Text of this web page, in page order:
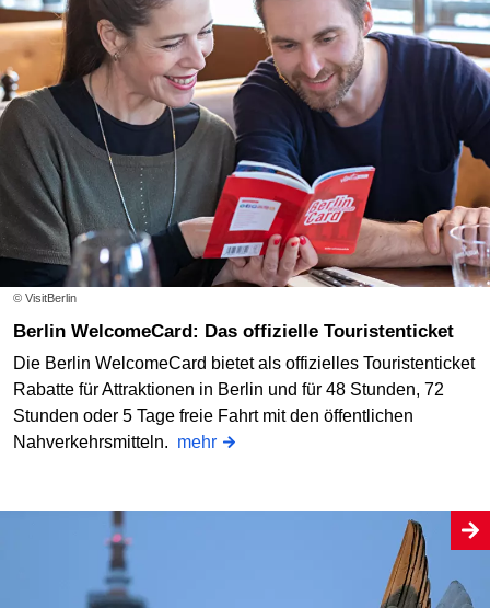
© VisitBerlin
Berlin WelcomeCard: Das offizielle Touristenticket
Die Berlin WelcomeCard bietet als offizielles Touristenticket
Rabatte für Attraktionen in Berlin und für 48 Stunden, 72
Stunden oder 5 Tage freie Fahrt mit den öffentlichen
Nahverkehrsmitteln. mehr